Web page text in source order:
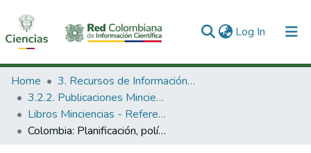
Log In (current)
Communities & Collections
All of DSpace
Statistics
Home
3. Recursos de Información Científica y Tecnológica
3.2.2. Publicaciones Minciencias
Libros Minciencias - Referenciales
Colombia: Planificación, política, regionalización y políticas de planificación.